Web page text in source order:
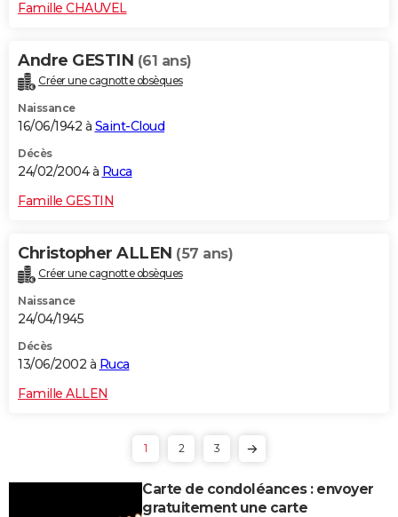
Famille CHAUVEL
Andre GESTIN (61 ans)
Créer une cagnotte obsèques
Naissance
16/06/1942 à Saint-Cloud
Décès
24/02/2004 à Ruca
Famille GESTIN
Christopher ALLEN (57 ans)
Créer une cagnotte obsèques
Naissance
24/04/1945
Décès
13/06/2002 à Ruca
Famille ALLEN
1 2 3
Carte de condoléances : envoyer
gratuitement une carte